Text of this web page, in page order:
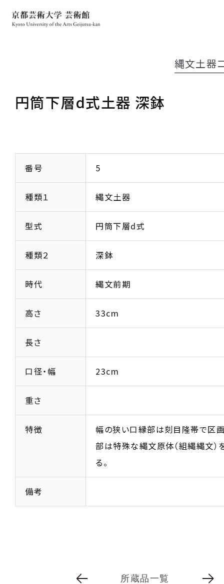
円筒下層d式土器 深鉢
縄文土器
番号 5
種類１ 縄文土器
型式 円筒下層d式
種類２ 深鉢
時代 縄文前期
高さ 33cm
長さ
口径・幅 23cm
重さ
特徴
幅の狭い口縁部は刻目隆帯で区画
部は特殊な縄文原体（組縄縄文）
る。
備考
所蔵品一覧